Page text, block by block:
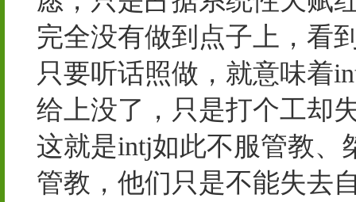
完全没有做到点子上，看
只要听话照做，就意味着
给上没了，只是打个工却
这就是intj如此不服管教、
管教，他们只是不能失去